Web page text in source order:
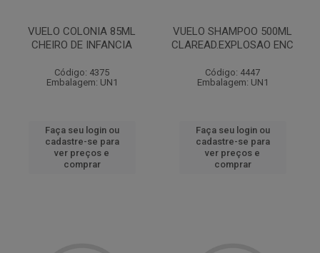
VUELO COLONIA 85ML
CHEIRO DE INFANCIA
Código: 4375
Embalagem: UN1
Faça seu login ou
cadastre-se para
ver preços e
comprar
VUELO SHAMPOO 500ML
CLAREAD.EXPLOSAO ENC
Código: 4447
Embalagem: UN1
Faça seu login ou
cadastre-se para
ver preços e
comprar